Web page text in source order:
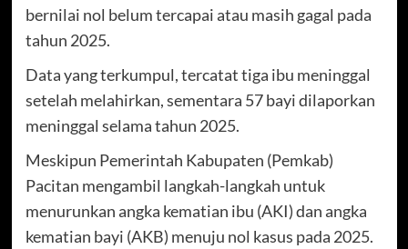
bernilai nol belum tercapai atau masih gagal pada
tahun 2025.
Data yang terkumpul, tercatat tiga ibu meninggal
setelah melahirkan, sementara 57 bayi dilaporkan
meninggal selama tahun 2025.
Meskipun Pemerintah Kabupaten (Pemkab)
Pacitan mengambil langkah-langkah untuk
menurunkan angka kematian ibu (AKI) dan angka
kematian bayi (AKB) menuju nol kasus pada 2025.